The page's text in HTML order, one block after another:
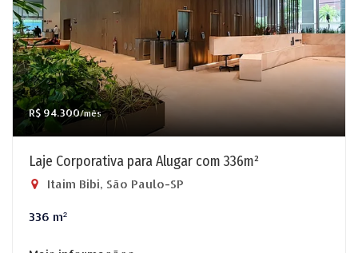
R$ 94.300/mês
Laje Corporativa para Alugar com 336m²
Itaim Bibi, São Paulo-SP
336 m²